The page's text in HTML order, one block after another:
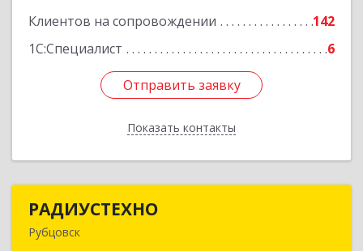
Клиентов на сопровождении
142
1С:Специалист
6
Отправить заявку
Показать контакты
Отправить заявку
Назад
РАДИУСТЕХНО
Рубцовск